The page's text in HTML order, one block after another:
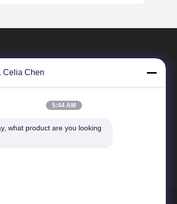
Schnelle Links
Celia Chen
5:44 AM
what product are you looking